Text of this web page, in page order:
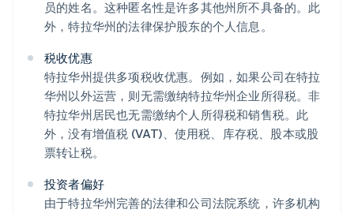
员的姓名。这种匿名性是许多其他州所不具备的。此
外，特拉华州的法律保护股东的个人信息。
税收优惠
特拉华州提供多项税收优惠。例如，如果公司在特拉
华州以外运营，则无需缴纳特拉华州企业所得税。非
特拉华州居民也无需缴纳个人所得税和销售税。此
外，没有增值税 (VAT)、使用税、库存税、股本或股
票转让税。
投资者偏好
由于特拉华州完善的法律和公司法院系统，许多机构